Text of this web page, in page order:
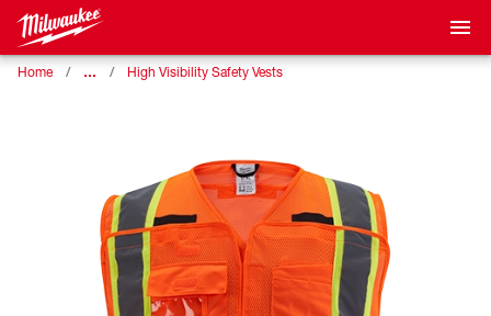
Home … High Visibility Safety Vests